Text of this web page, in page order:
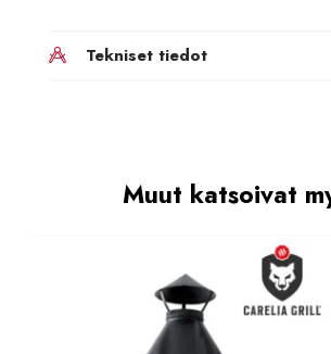
Tekniset tiedot
Muut katsoivat